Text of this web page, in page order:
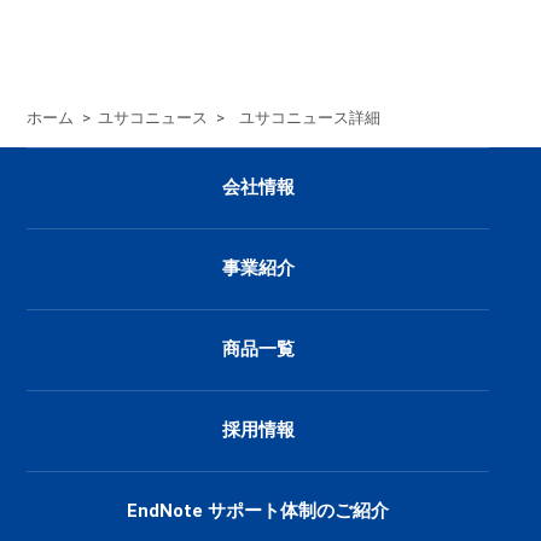
ホーム > ユサコニュース > ユサコニュース詳細
会社情報
事業紹介
商品一覧
採用情報
EndNote サポート体制のご紹介